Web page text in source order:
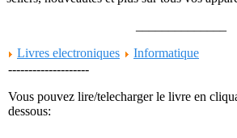
Livres electroniques
Informatique
--------------------
Vous pouvez lire/telecharger le livre en
dessous: